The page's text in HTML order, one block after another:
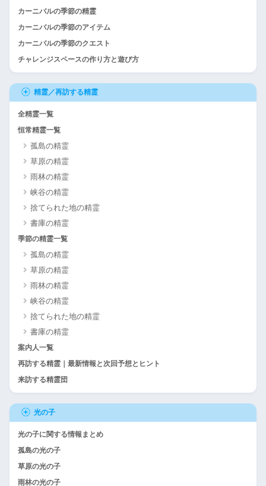
カーニバルの季節の精霊
カーニバルの季節のアイテム
カーニバルの季節のクエスト
チャレンジスペースの作り方と遊び方
精霊／再訪する精霊
全精霊一覧
恒常精霊一覧
孤島の精霊
草原の精霊
雨林の精霊
峡谷の精霊
捨てられた地の精霊
書庫の精霊
季節の精霊一覧
孤島の精霊
草原の精霊
雨林の精霊
峡谷の精霊
捨てられた地の精霊
書庫の精霊
案内人一覧
再訪する精霊｜最新情報と次回予想とヒント
来訪する精霊団
光の子
光の子に関する情報まとめ
孤島の光の子
草原の光の子
雨林の光の子